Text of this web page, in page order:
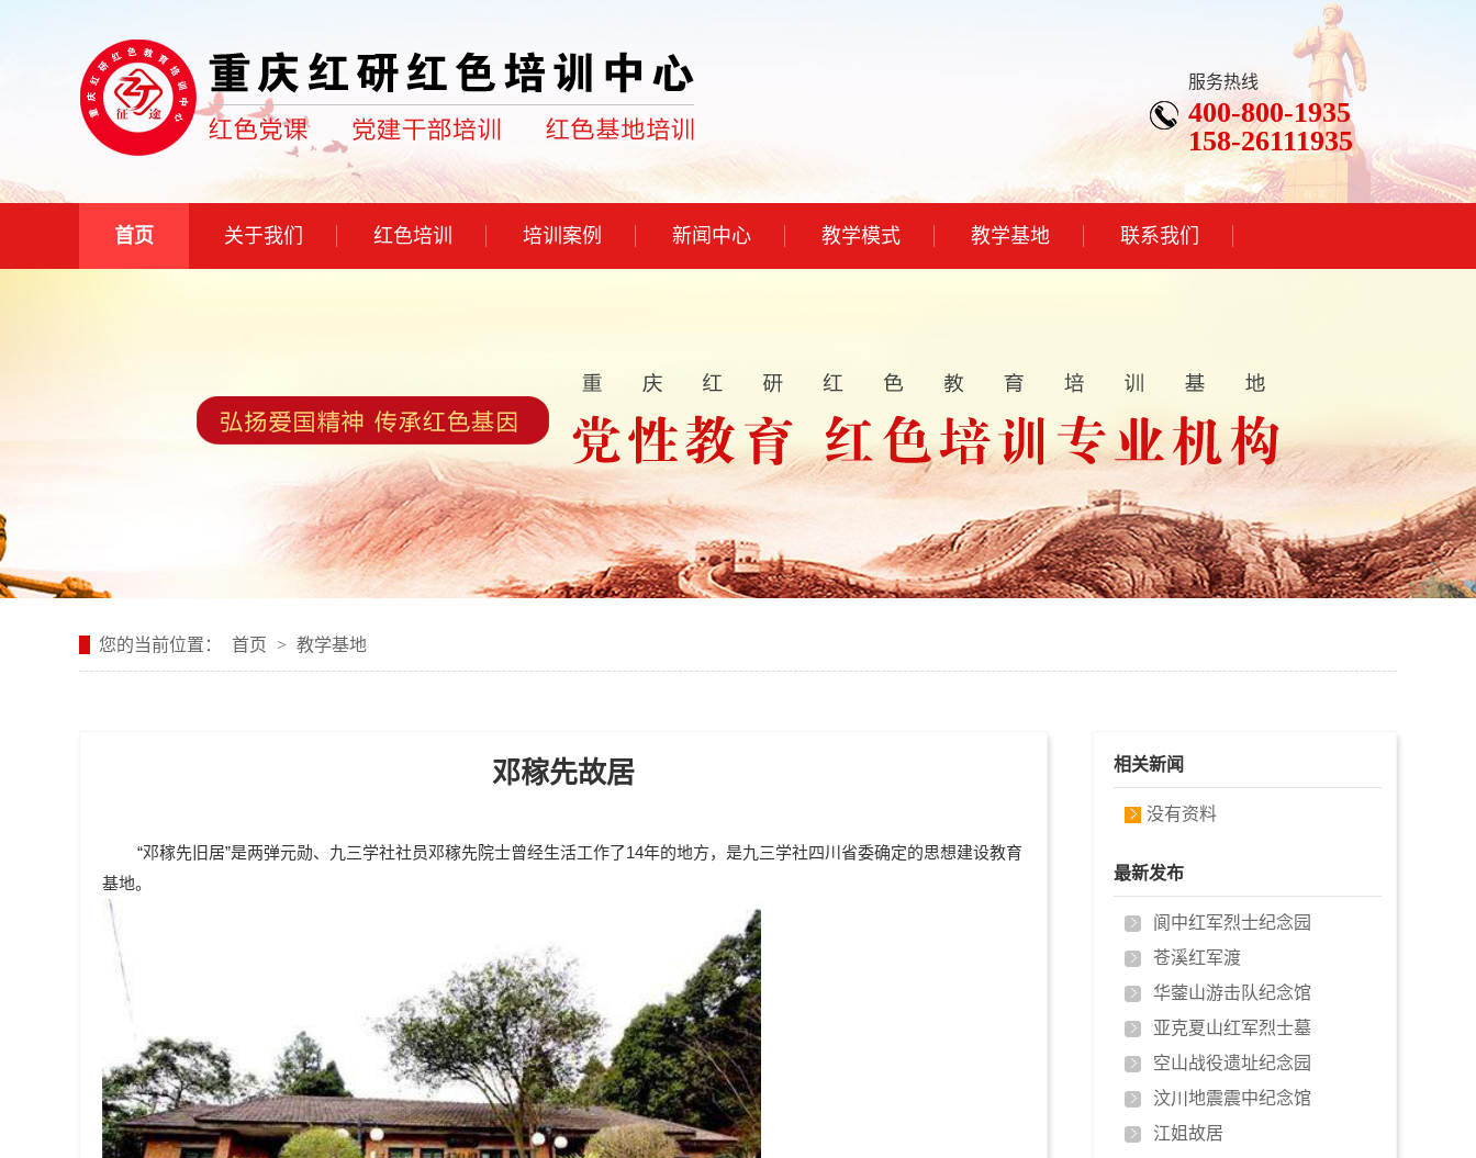
服务热线
400-800-1935
158-26111935
首页 关于我们 红色培训 培训案例 新闻中心 教学模式 教学基地 联系我们
您的当前位置： 首页 > 教学基地
邓稼先故居
“邓稼先旧居”是两弹元勋、九三学社社员邓稼先院士曾经生活工作了14年的地方，是九三学社四川省委确定的思想建设教育
基地。
相关新闻
没有资料
最新发布
阆中红军烈士纪念园
苍溪红军渡
华蓥山游击队纪念馆
亚克夏山红军烈士墓
空山战役遗址纪念园
汶川地震震中纪念馆
江姐故居